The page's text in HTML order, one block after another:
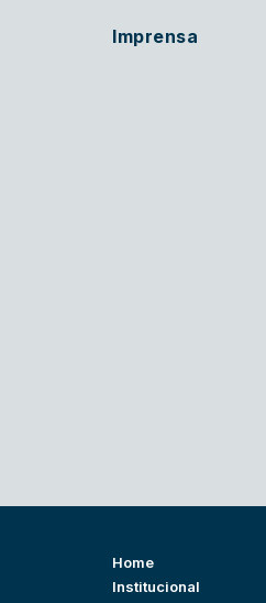
Imprensa
Home
Institucional